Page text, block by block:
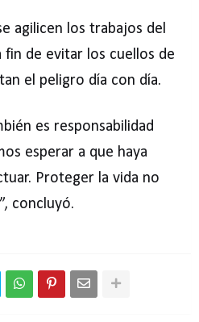
agilicen los trabajos del
fin de evitar los cuellos de
el peligro día con día.
es responsabilidad
esperar a que haya
Proteger la vida no
concluyó.